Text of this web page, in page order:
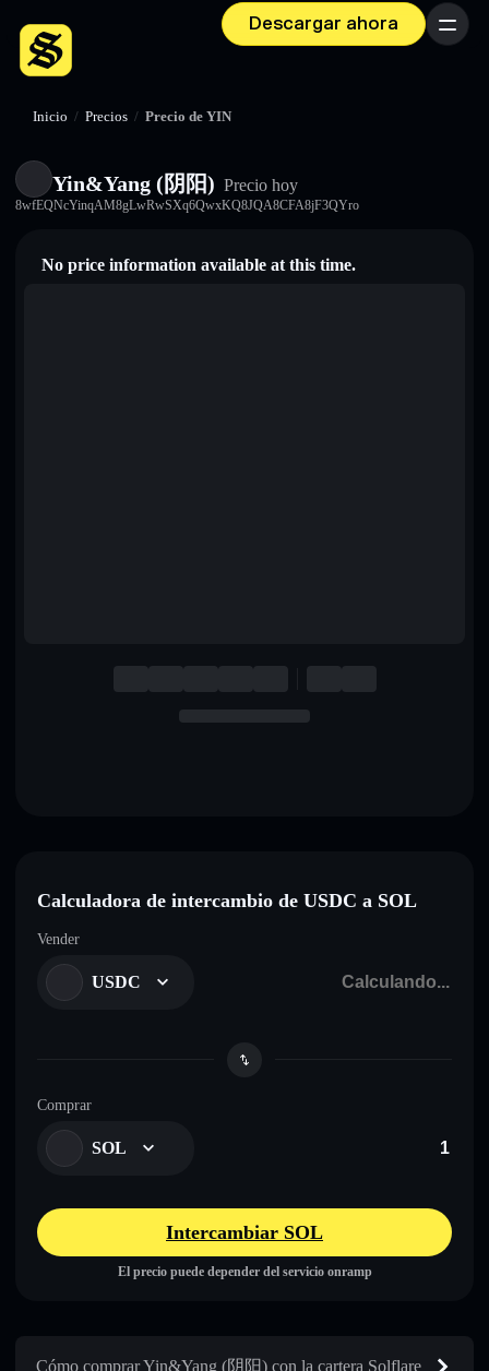
Descargar ahora Menú
Inicio / Precios / Precio de YIN
Yin&Yang (阴阳) Precio hoy
8wfEQNcYinqAM8gLwRwSXq6QwxKQ8JQA8CFA8jF3QYro
No price information available at this time.
Calculadora de intercambio de USDC a SOL
Vender
USDC
Comprar
SOL
Intercambiar SOL
El precio puede depender del servicio onramp
Cómo comprar Yin&Yang (阴阳) con la cartera Solflare